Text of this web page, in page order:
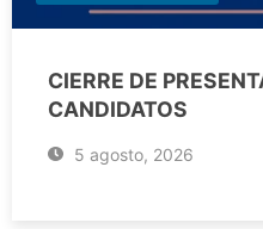
CIERRE DE
CANDIDATOS
5 agosto, 2026